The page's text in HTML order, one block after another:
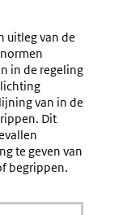
uitleg van de
in de regeling
van in de
Dit
te geven van
begrippen.